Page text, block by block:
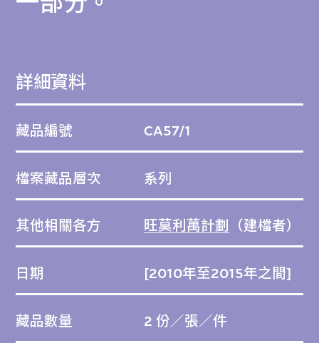
詳細資料
藏品編號 CA57/1
檔案藏品層次 系列
其他相關各方 旺莫利萬計劃 （建檔者）
日期 [2010年至2015年之間]
藏品數量 2 份／張／件